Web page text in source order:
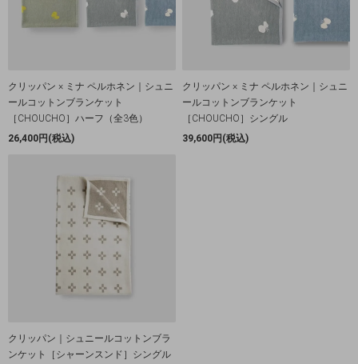
クリッパン × ミナ ペルホネン｜シュニ
ールコットンブランケット
［CHOUCHO］ハーフ（全3色）
26,400円(税込)
クリッパン × ミナ ペルホネン｜シュニ
ールコットンブランケット
［CHOUCHO］シングル
39,600円(税込)
クリッパン｜シュニールコットンブラ
ンケット［シャーンスンド］シングル